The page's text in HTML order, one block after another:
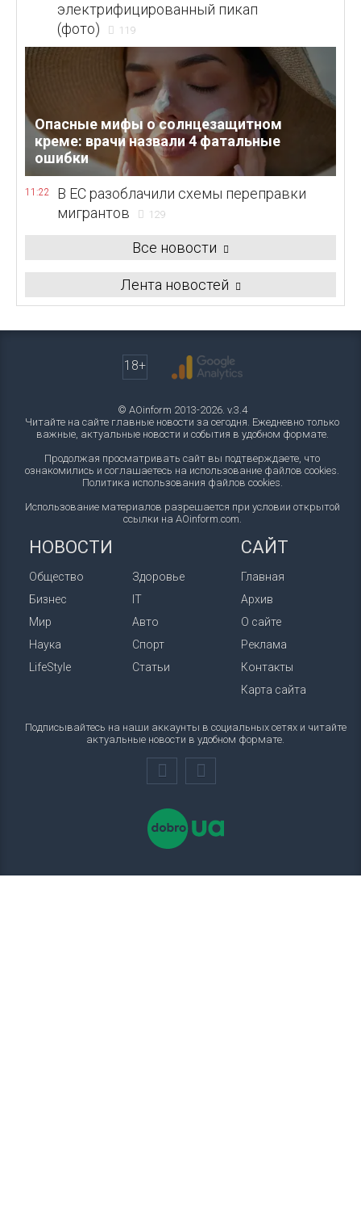
электрифицированный пикап
(фото)
119
Опасные мифы о солнцезащитном
креме: врачи назвали 4 фатальные
ошибки
11:22
В ЕС разоблачили схемы переправки
мигрантов
129
Все новости
Лента новостей
18+
© AOinform 2013-2026. v.3.4
Читайте на сайте главные новости за сегодня. Ежедневно только
важные, актуальные новости и события в удобном формате.
Продолжая просматривать сайт вы подтверждаете, что
ознакомились и соглашаетесь на использование файлов cookies.
Политика использования файлов cookies.
Использование материалов разрешается при условии открытой
ссылки на AOinform.com.
НОВОСТИ
Общество
Бизнес
Мир
Наука
LifeStyle
Здоровье
IT
Авто
Спорт
Статьи
САЙТ
Главная
Архив
О сайте
Реклама
Контакты
Карта сайта
Подписывайтесь на наши аккаунты в социальных сетях и читайте
актуальные новости в удобном формате.